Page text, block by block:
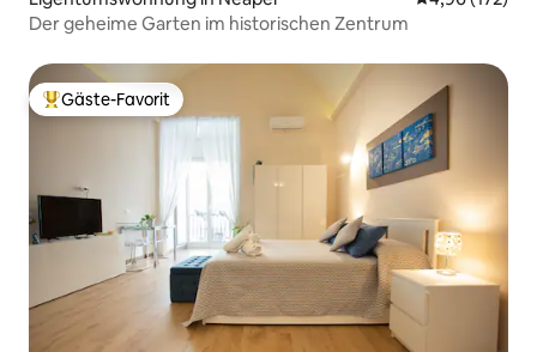
Der geheime Garten im historischen Zentrum
Beliebter Gäste-Favorit.
Gäste-Favorit